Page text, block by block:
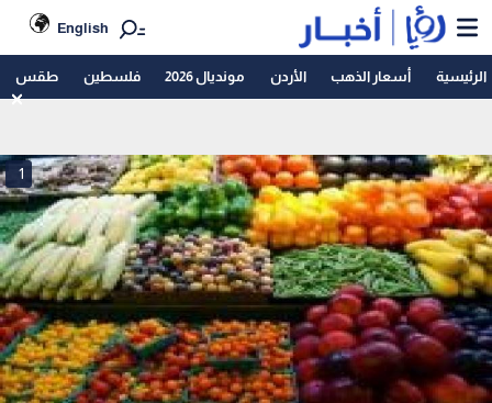
English
الرئيسية أسعار الذهب الأردن مونديال 2026 فلسطين طقس
1